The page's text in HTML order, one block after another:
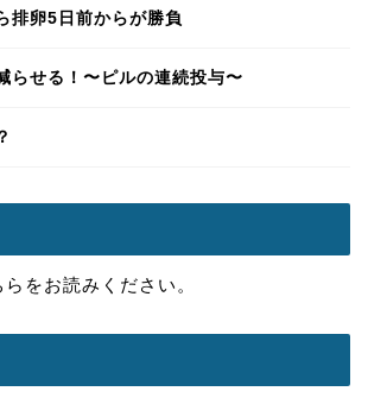
排卵5日前からが勝負
らせる！〜ピルの連続投与〜
ら をお読みください。